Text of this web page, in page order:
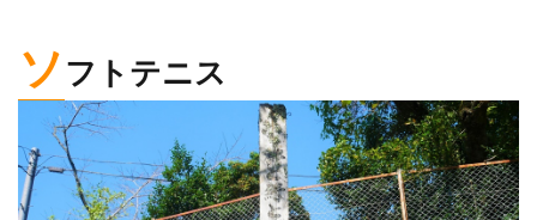
ソフトテニス